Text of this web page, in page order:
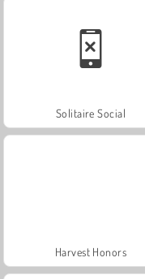
Solitaire Social
Harvest Honors